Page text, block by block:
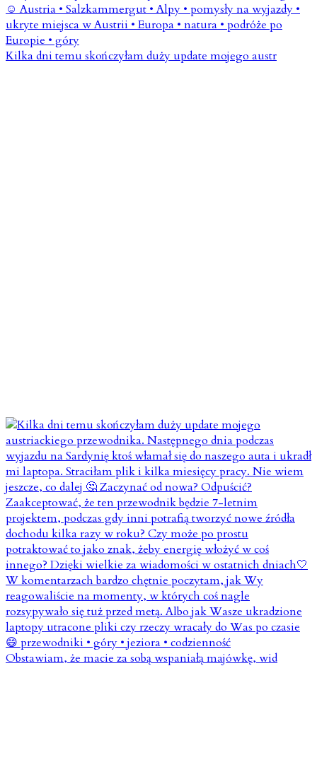
Kilka dni temu skończyłam duży update mojego austr
Obstawiam, że macie za sobą wspaniałą majówkę, wid